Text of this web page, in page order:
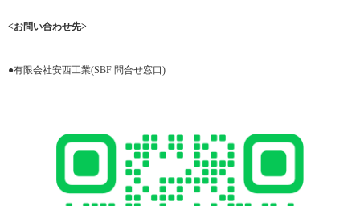
<お問い合わせ先>
●有限会社安西工業(SBF 問合せ窓口)